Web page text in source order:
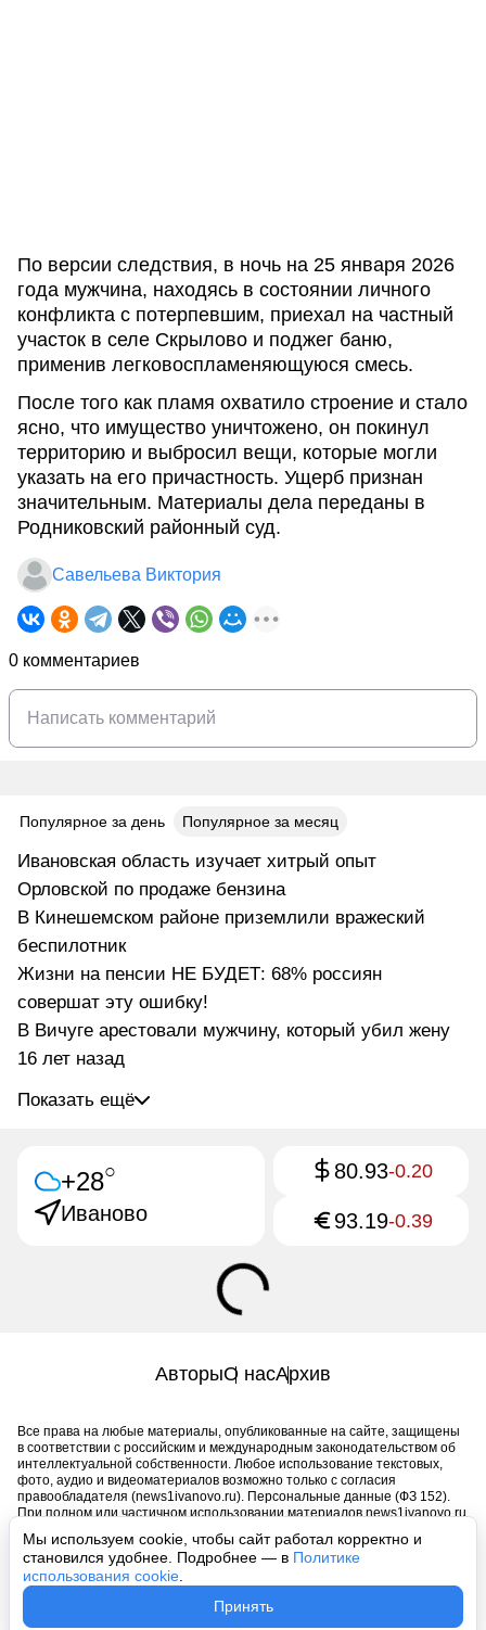
Мы используем cookie, чтобы сайт работал корректно и
становился удобнее. Подробнее — в Политике
использования cookie
Принять
По версии следствия, в ночь на 25 января 2026
года мужчина, находясь в состоянии личного
конфликта с потерпевшим, приехал на частный
участок в селе Скрылово и поджег баню,
применив легковоспламеняющуюся смесь.
После того как пламя охватило строение и стало
ясно, что имущество уничтожено, он покинул
территорию и выбросил вещи, которые могли
указать на его причастность. Ущерб признан
значительным. Материалы дела переданы в
Родниковский районный суд.
Савельева Виктория
0 комментариев
Популярное за день Популярное за месяц
Ивановская область изучает хитрый опыт
Орловской по продаже бензина
В Кинешемском районе приземлили вражеский
беспилотник
Жизни на пенсии НЕ БУДЕТ: 68% россиян
совершат эту ошибку!
В Вичуге арестовали мужчину, который убил жену
16 лет назад
Показать ещё
+28○
Иваново
80.93-0.20
93.19-0.39
АвторыО насАрхив
Все права на любые материалы, опубликованные на сайте, защищены
в соответствии с российским и международным законодательством об
интеллектуальной собственности. Любое использование текстовых,
фото, аудио и видеоматериалов возможно только с согласия
правообладателя (news1ivanovo.ru). Персональные данные (ФЗ 152).
При полном или частичном использовании материалов news1ivanovo.ru
обязательна. Запрещено для детей. Оригинал текста:
https://news1ivanovo.ru/
Пользовательское соглашение